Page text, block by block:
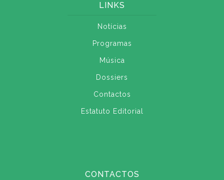
LINKS
Notícias
Programas
Música
Dossiers
Contactos
Estatuto Editorial
CONTACTOS